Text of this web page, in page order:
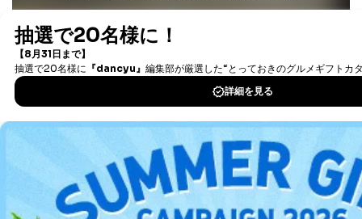
当社は、取得した個人情報を適切に管理し､あらかじめ
本人の同意を得ることなく第三者に提供することはあり
法令に基づく場合
人の生命､身体または財産の保護のために必要がある
公衆衛生の向上または児童の健全な育成の推進のため
に特に必要がある場合であって、本人の同意を得るこ
とが困難である場合。
国の機関もしくは地方公共団体またはその委託を受け
書籍）が無料で読み放題！
DOWNLOAD FOR IOS
DOWNLOAD FOR ANDROID
ご利用方法はこちら